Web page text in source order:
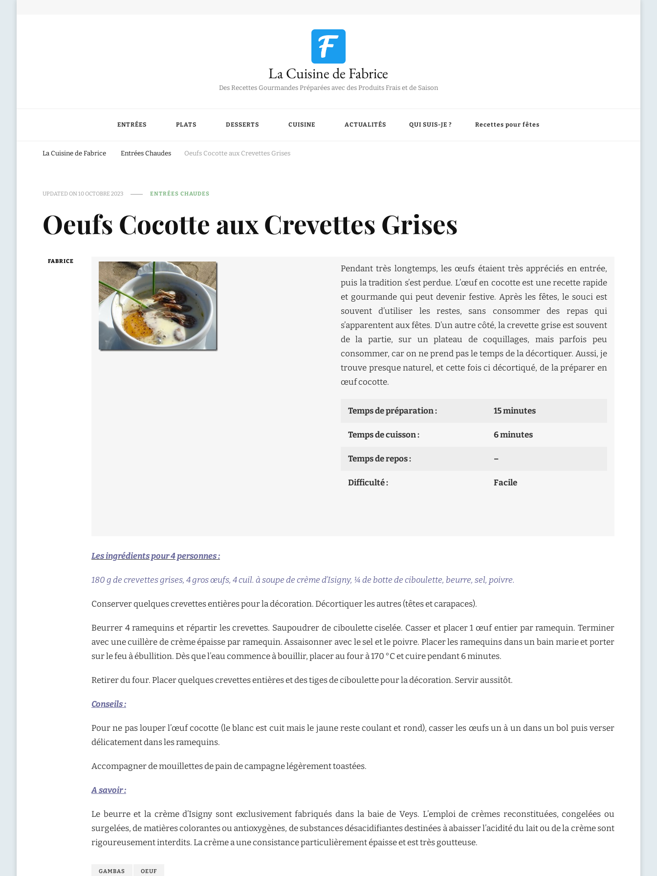
La Cuisine de Fabrice
Des Recettes Gourmandes Préparées avec des Produits Frais et de Saison
ENTRÉES PLATS DESSERTS CUISINE ACTUALITÉS QUI SUIS-JE ? Recettes pour fêtes
La Cuisine de Fabrice Entrées Chaudes Oeufs Cocotte aux Crevettes Grises
UPDATED ON10 OCTOBRE 2023 ENTRÉES CHAUDES
Oeufs Cocotte aux Crevettes Grises
FABRICE
Pendant très longtemps, les œufs étaient très appréciés en entrée,
puis la tradition s’est perdue. L’œuf en cocotte est une recette rapide
et gourmande qui peut devenir festive. Après les fêtes, le souci est
souvent d’utiliser les restes, sans consommer des repas qui
s’apparentent aux fêtes. D’un autre côté, la crevette grise est souvent
de la partie, sur un plateau de coquillages, mais parfois peu
consommer, car on ne prend pas le temps de la décortiquer. Aussi, je
trouve presque naturel, et cette fois ci décortiqué, de la préparer en
œuf cocotte.
Temps de préparation : 15 minutes
Temps de cuisson : 6 minutes
Temps de repos : –
Difficulté : Facile
Les ingrédients pour 4 personnes :
180 g de crevettes grises, 4 gros œufs, 4 cuil. à soupe de crème d’Isigny, ¼ de botte de ciboulette, beurre, sel, poivre.
Conserver quelques crevettes entières pour la décoration. Décortiquer les autres (têtes et carapaces).
Beurrer 4 ramequins et répartir les crevettes. Saupoudrer de ciboulette ciselée. Casser et placer 1 œuf entier par ramequin. Terminer
avec une cuillère de crème épaisse par ramequin. Assaisonner avec le sel et le poivre. Placer les ramequins dans un bain marie et porter
sur le feu à ébullition. Dès que l’eau commence à bouillir, placer au four à 170 °C et cuire pendant 6 minutes.
Retirer du four. Placer quelques crevettes entières et des tiges de ciboulette pour la décoration. Servir aussitôt.
Conseils :
Pour ne pas louper l’œuf cocotte (le blanc est cuit mais le jaune reste coulant et rond), casser les œufs un à un dans un bol puis verser
délicatement dans les ramequins.
Accompagner de mouillettes de pain de campagne légèrement toastées.
A savoir :
Le beurre et la crème d’Isigny sont exclusivement fabriqués dans la baie de Veys. L’emploi de crèmes reconstituées, congelées ou
surgelées, de matières colorantes ou antioxygènes, de substances désacidifiantes destinées à abaisser l’acidité du lait ou de la crème sont
rigoureusement interdits. La crème a une consistance particulièrement épaisse et est très goutteuse.
GAMBAS OEUF